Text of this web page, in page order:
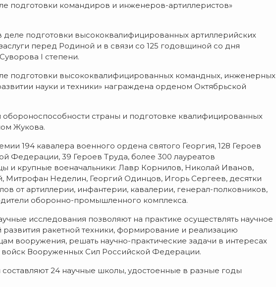
подготовки командиров и инженеров-артиллеристов»
деле подготовки высококвалифицированных артиллерийских
перед Родиной и в связи со 125 годовщиной со дня
I степени.
подготовки высококвалифицированных командных, инженерных
науки и техники» награждена орденом Октябрьской
обороноспособности страны и подготовке квалифицированных
Жукова.
194 кавалера военного ордена святого Георгия, 128 Героев
Федерации, 39 Героев Труда, более 300 лауреатов
и крупные военачальники: Лавр Корнилов, Николай Иванов,
Митрофан Неделин, Георгий Одинцов, Игорь Сергеев, десятки
от артиллерии, инфантерии, кавалерии, генерал-полковников,
оборонно-промышленного комплекса.
исследования позволяют на практике осуществлять научное
ракетной техники, формирование и реализацию
вооружения, решать научно-практические задачи в интересах
Вооруженных Сил Российской Федерации.
24 научные школы, удостоенные в разные годы